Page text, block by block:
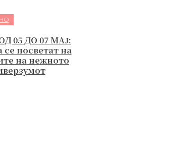
05 ДО 07 МАЈ:
се посветат на
на нежното